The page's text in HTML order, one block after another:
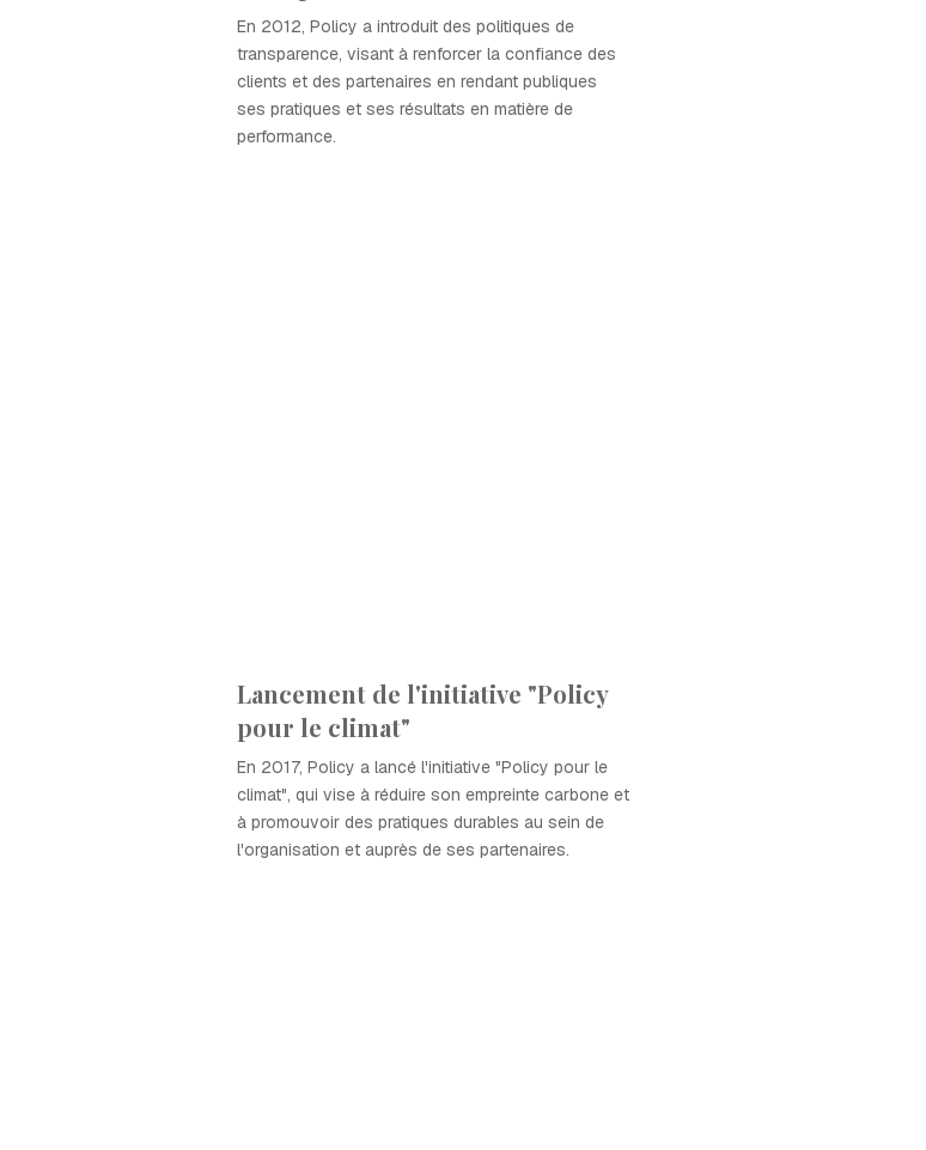
En 2012, Policy a introduit des politiques de
transparence, visant à renforcer la confiance des
clients et des partenaires en rendant publiques
ses pratiques et ses résultats en matière de
performance.
Lancement de l'initiative "Policy
pour le climat"
En 2017, Policy a lancé l'initiative "Policy pour le
climat", qui vise à réduire son empreinte carbone et
à promouvoir des pratiques durables au sein de
l'organisation et auprès de ses partenaires.